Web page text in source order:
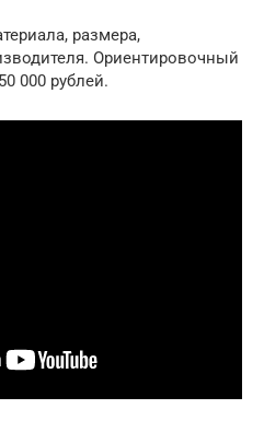
размера,
Ориентировочный
000 рублей.